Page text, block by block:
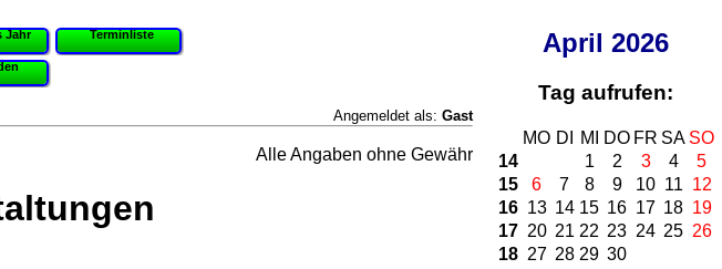
April 2026
Tag aufrufen:
MO DI MI DO FR SA SO
14
1 2 3 4
5
15
6 7 8 9 10 11 12
16 13 14 15 16 17 18 19
17 20 21 22 23 24 25 26
18 27 28 29 30
Jahr Terminliste
Angemeldet als: Gast
Alle Angaben ohne Gewähr